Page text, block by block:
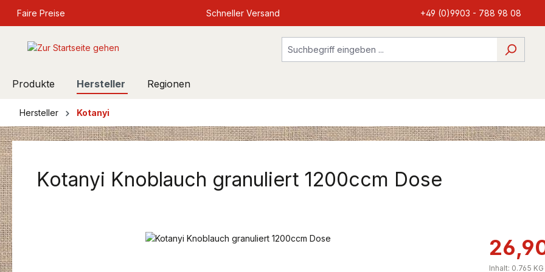
Zur Hauptnavigation springen
Faire Preise Schneller Versand +49 (0)9903 - 788 98 08
Produkte Hersteller Regionen
Hersteller Kotanyi
Kotanyi Knoblauch granuliert 1200ccm Dose
Bildergalerie überspringen
Inhalt: 0.765 KG